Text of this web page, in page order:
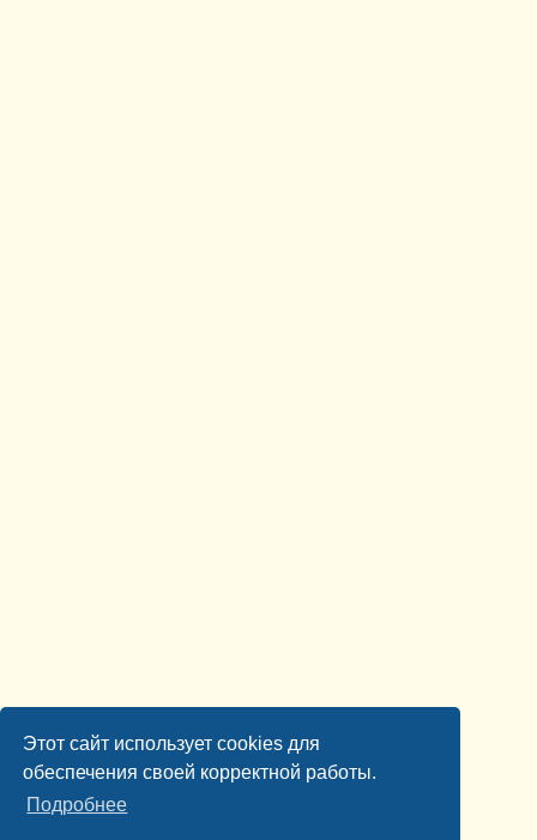
Этот сайт использует cookies для
обеспечения своей корректной работы.
Подробнее